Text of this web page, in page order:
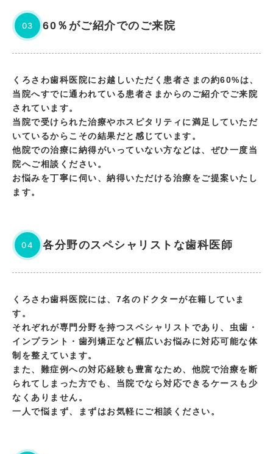
03 60％がご紹介でのご来院
くろさわ歯科医院にお越しいただく患者さまの約60%は、
当院へすでに通われている患者さまからのご紹介でご来院
されています。
当院で受けられた治療やホスピタリティに満足していただ
いているからこその結果だと感じています。
他院での治療に納得がいっていない方などは、ぜひ一度当
院へご相談ください。
お悩みを丁寧に伺い、納得いただける治療をご提案いたし
ます。
04 各分野のスペシャリストな歯科医師
くろさわ歯科医院には、7名のドクターが在籍していま
す。
それぞれが専門分野を持つスペシャリストであり、虫歯・
インプラント・歯列矯正など幅広いお悩みに対応可能な体
制を整えています。
また、難症例への対応経験も豊富なため、他院で治療を断
られてしまった方でも、当院でなら対応できるケースも少
なくありません。
一人で悩まず、まずはお気軽にご相談ください。